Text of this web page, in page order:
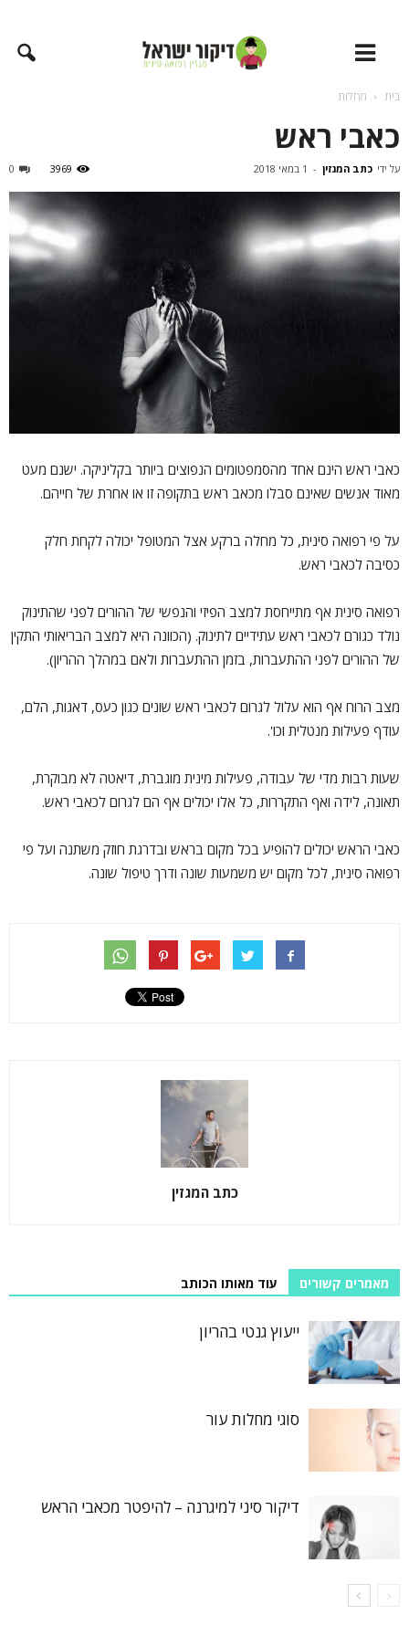
בית מחלות
כאבי ראש
על ידי כתב המגזין - 1 במאי 2018 0 3969
כאבי ראש הינם אחד מהסמפטומים הנפוצים ביותר בקליניקה. ישנם מעט
מאוד אנשים שאינם סבלו מכאב ראש בתקופה זו או אחרת של חייהם.
על פי רפואה סינית, כל מחלה ברקע אצל המטופל יכולה לקחת חלק
כסיבה לכאבי ראש.
רפואה סינית אף מתייחסת למצב הפיזי והנפשי של ההורים לפני שהתינוק
נולד כגורם לכאבי ראש עתידיים לתינוק. (הכוונה היא למצב הבריאותי התקין
של ההורים לפני ההתעברות, בזמן ההתעברות ולאם במהלך ההריון).
מצב הרוח אף הוא עלול לגרום לכאבי ראש שונים כגון כעס, דאגות, הלם,
עודף פעילות מנטלית וכו'.
שעות רבות מדי של עבודה, פעילות מינית מוגברת, דיאטה לא מבוקרת,
תאונה, לידה ואף התקררות, כל אלו יכולים אף הם לגרום לכאבי ראש.
כאבי הראש יכולים להופיע בכל מקום בראש ובדרגת חוזק משתנה ועל פי
רפואה סינית, לכל מקום יש משמעות שונה ודרך טיפול שונה.
כתב המגזין
מאמרים קשורים עוד מאותו הכותב
ייעוץ גנטי בהריון
סוגי מחלות עור
דיקור סיני למיגרנה – להיפטר מכאבי הראש